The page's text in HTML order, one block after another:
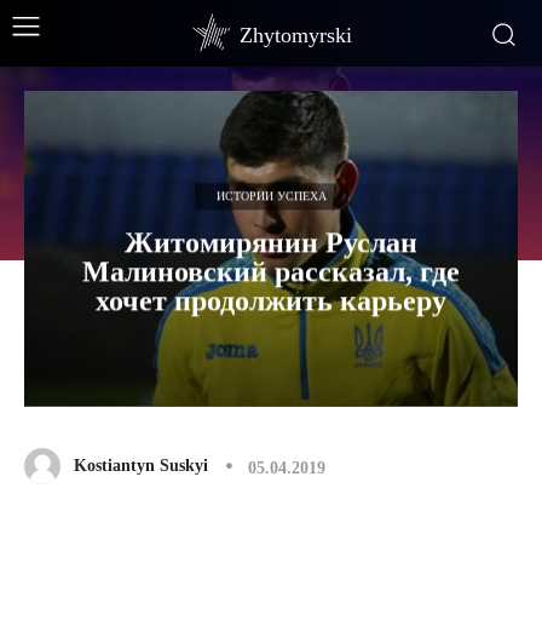
Zhytomyrski
ИСТОРИИ УСПЕХА
Житомирянин Руслан
Малиновский рассказал, где
хочет продолжить карьеру
Kostiantyn Suskyi 05.04.2019